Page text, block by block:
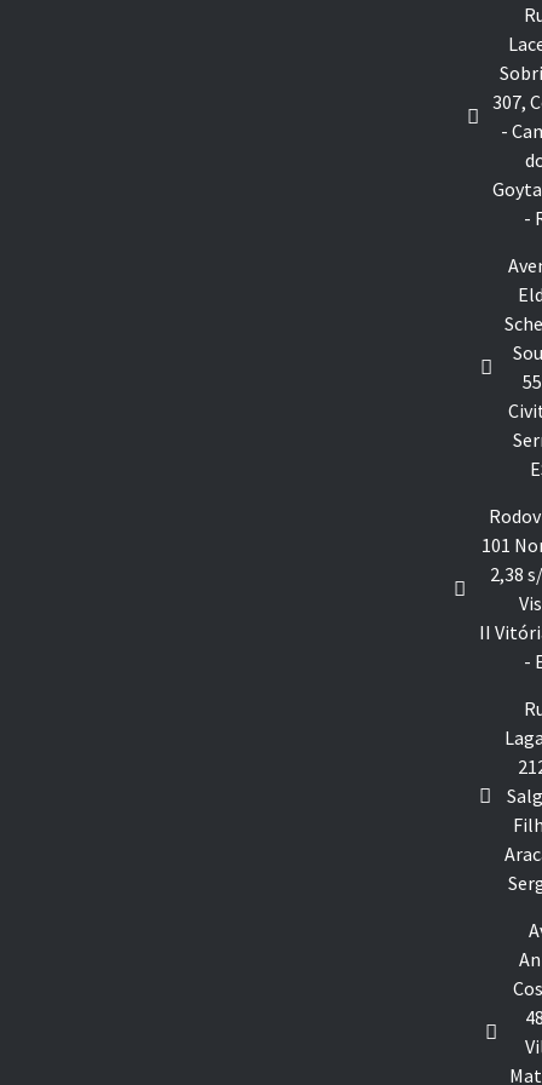
307,
-
-
101
2,38
II
-